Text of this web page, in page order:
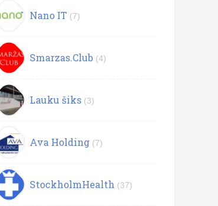
Nano IT (7)
Smarzas.Club (4)
Lauku šiks (3)
Ava Holding (7)
StockholmHealth (37)